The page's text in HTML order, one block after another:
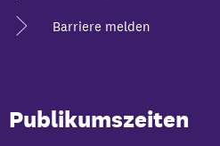
Barriere melden
Publikumszeiten